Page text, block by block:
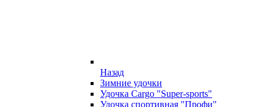
Назад
Зимние удочки
Удочка Cargo "Super-sports"
Удочка спортивная "Профи"